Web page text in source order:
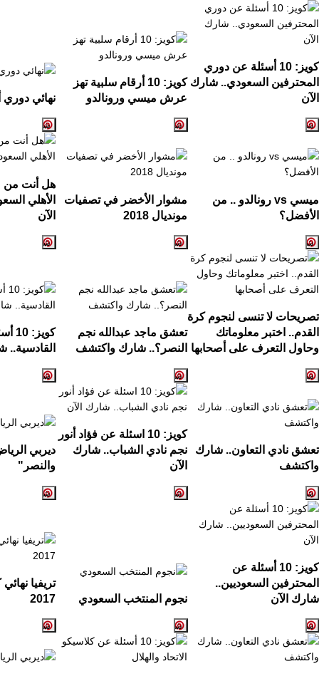
كويز: 10 أسئلة عن دوري
المحترفين السعودي.. شارك
الآن
كويز: 10 أرقام سلبية تهز
عرش ميسي ورونالدو
نهائي دوري
ميسي vs رونالدو .. من
الأفضل؟
مشوار الأخضر في تصفيات
مونديال 2018
هل أنت من
الأهلي
الآن
تصريحات لا تنسى لنجوم كرة
القدم.. اختبر معلوماتك
وحاول التعرف على أصحابها
تعشق ماجد عبدالله نجم
النصر؟.. شارك واكتشف
كويز: 10
القادسية..
تعشق نادي التعاون.. شارك
واكتشف
كويز: 10 اسئلة عن فؤاد أنور
نجم نادي الشباب.. شارك
الآن
ديربي
والنصر "
كويز: 10 أسئلة عن
المحترفين السعوديين..
شارك الآن
نجوم المنتخب السعودي
تريفيا
2017